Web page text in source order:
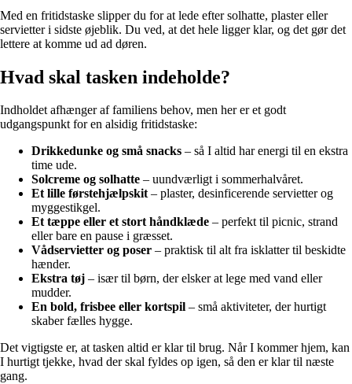
Med en fritidstaske slipper du for at lede efter solhatte, plaster eller
servietter i sidste øjeblik. Du ved, at det hele ligger klar, og det gør det
lettere at komme ud ad døren.
Hvad skal tasken indeholde?
Indholdet afhænger af familiens behov, men her er et godt
udgangspunkt for en alsidig fritidstaske:
Drikkedunke og små snacks – så I altid har energi til en ekstra
time ude.
Solcreme og solhatte – uundværligt i sommerhalvåret.
Et lille førstehjælpskit– plaster, desinficerende servietter og
myggestikgel.
Et tæppe eller et stort håndklæde – perfekt til picnic, strand
eller bare en pause i græsset.
Vådservietter og poser – praktisk til alt fra isklatter til beskidte
hænder.
Ekstra tøj – især til børn, der elsker at lege med vand eller
mudder.
En bold, frisbee eller kortspil – små aktiviteter, der hurtigt
skaber fælles hygge.
Det vigtigste er, at tasken altid er klar til brug. Når I kommer hjem, kan
I hurtigt tjekke, hvad der skal fyldes op igen, så den er klar til næste
gang.